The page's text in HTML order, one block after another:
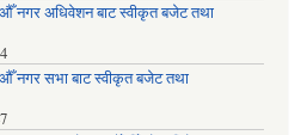
नगर अधिवेशन बाट स्वीकृत बजेट तथा
नगर सभा बाट स्वीकृत बजेट तथा